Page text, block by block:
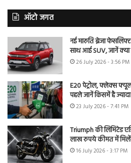
ऑटो जगत
नई मारुति ब्रेजा
साथ आई SUV, जानें
26 July 2026 - 3:56 PM
E20 पेट्रोल, फ्लेक्स
पहले जानें किसमें है
23 July 2026 - 7:41 PM
Triumph की लिमिटेड
लाख रुपये कीमत में
16 July 2026 - 3:17 PM